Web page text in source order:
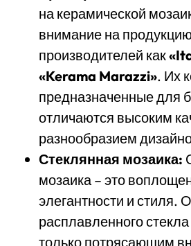
на керамической
внимание на
производителей как
«Kerama Marazzi». Их
предназначенные для
отличаются высоким
разнообразием
Стеклянная мозаика:
мозаика – это
элегантности и стиля.
расплавленного
только потрясающим